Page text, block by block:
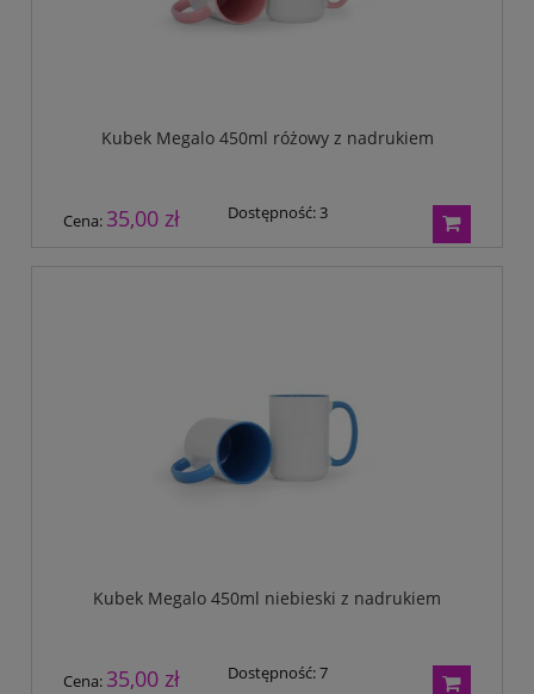
Kubek Megalo 450ml różowy z nadrukiem
Cena: 35,00 zł Dostępność:3
Kubek Megalo 450ml niebieski z nadrukiem
Cena: 35,00 zł Dostępność:7